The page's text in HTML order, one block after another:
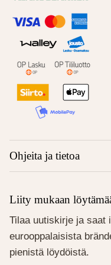
Ohjeita ja tietoa
Liity mukaan
Tilaa uutiskirje ja saat
eurooppalaisista
pienistä löydöistä.